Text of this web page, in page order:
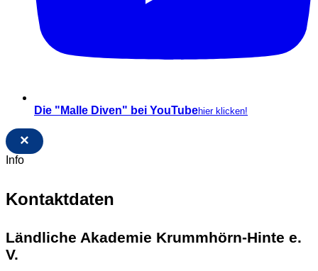
Die "Malle Diven" bei YouTubehier klicken!
×
Info
Kontaktdaten
Ländliche Akademie Krummhörn-Hinte e.
V.